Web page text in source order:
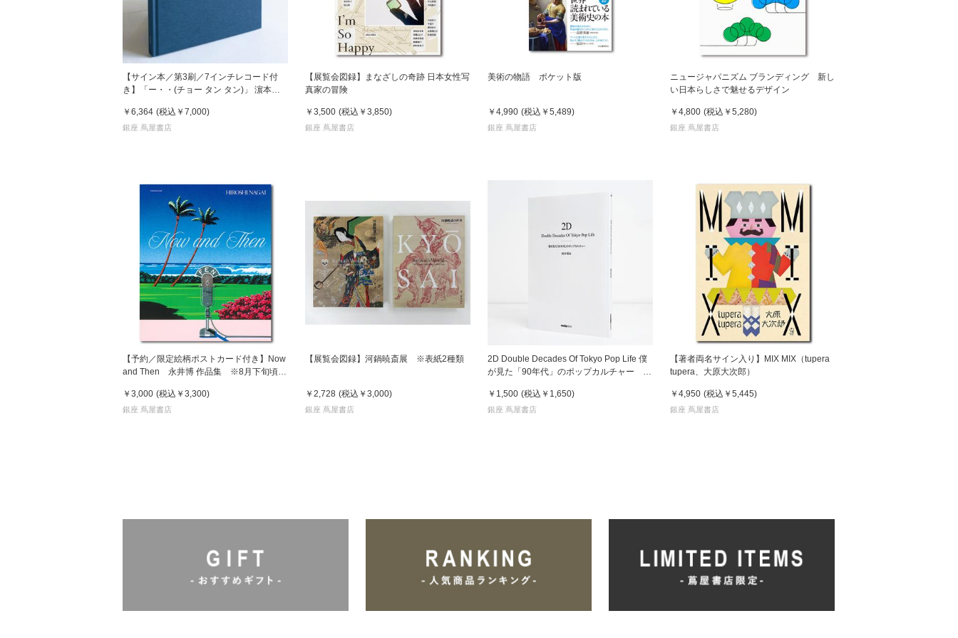
【サイン本／第3刷／7インチレコード付
き】「ー・・(チョー タン タン)」 濵本奏
￥6,364 (税込 ￥7,000)
銀座 蔦屋書店
【展覧会図録】まなざしの奇跡 日本女性写
真家の冒険
￥3,500 (税込 ￥3,850)
銀座 蔦屋書店
美術の物語 ポケット版
￥4,990 (税込 ￥5,489)
銀座 蔦屋書店
ニュージャパニズム ブランディング 新し
い日本らしさで魅せるデザイン
￥4,800 (税込 ￥5,280)
銀座 蔦屋書店
【予約／限定絵柄ポストカード付き】Now
and Then 永井博 作品集 ※8月下旬頃の
￥3,000 (税込 ￥3,300)
銀座 蔦屋書店
【展覧会図録】河鍋暁斎展 ※表紙2種類
￥2,728 (税込 ￥3,000)
銀座 蔦屋書店
2D Double Decades Of Tokyo Pop Life 僕
が見た「90年代」のポップカルチャー 鈴
￥1,500 (税込 ￥1,650)
銀座 蔦屋書店
【著者両名サイン入り】MIX MIX（tupera
tupera、大原大次郎）
￥4,950 (税込 ￥5,445)
銀座 蔦屋書店